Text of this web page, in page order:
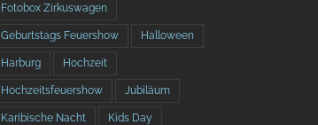
Fotobox Zirkuswagen
Geburtstags Feuershow Halloween
Harburg Hochzeit
Hochzeitsfeuershow Jubiläum
Karibische Nacht Kids Day